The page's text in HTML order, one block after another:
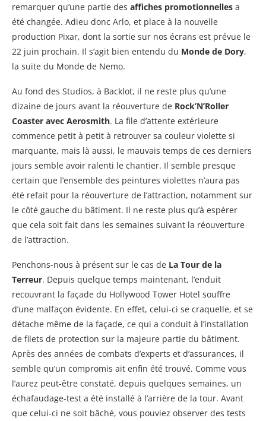
remarquer qu’une partie des affiches promotionnelles a
été changée. Adieu donc Arlo, et place à la nouvelle
production Pixar, dont la sortie sur nos écrans est prévue le
22 juin prochain. Il s’agit bien entendu du Monde de Dory,
la suite du Monde de Nemo.
Au fond des Studios, à Backlot, il ne reste plus qu’une
dizaine de jours avant la réouverture de Rock’N’Roller
Coaster avec Aerosmith. La file d’attente extérieure
commence petit à petit à retrouver sa couleur violette si
marquante, mais là aussi, le mauvais temps de ces derniers
jours semble avoir ralenti le chantier. Il semble presque
certain que l’ensemble des peintures violettes n’aura pas
été refait pour la réouverture de l’attraction, notamment sur
le côté gauche du bâtiment. Il ne reste plus qu’à espérer
que cela soit fait dans les semaines suivant la réouverture
de l’attraction.
Penchons-nous à présent sur le cas de La Tour de la
Terreur. Depuis quelque temps maintenant, l’enduit
recouvrant la façade du Hollywood Tower Hotel souffre
d’une malfaçon évidente. En effet, celui-ci se craquelle, et se
détache même de la façade, ce qui a conduit à l’installation
de filets de protection sur la majeure partie du bâtiment.
Après des années de combats d’experts et d’assurances, il
semble qu’un compromis ait enfin été trouvé. Comme vous
l’aurez peut-être constaté, depuis quelques semaines, un
échafaudage-test a été installé à l’arrière de la tour. Avant
que celui-ci ne soit bâché, vous pouviez observer des tests